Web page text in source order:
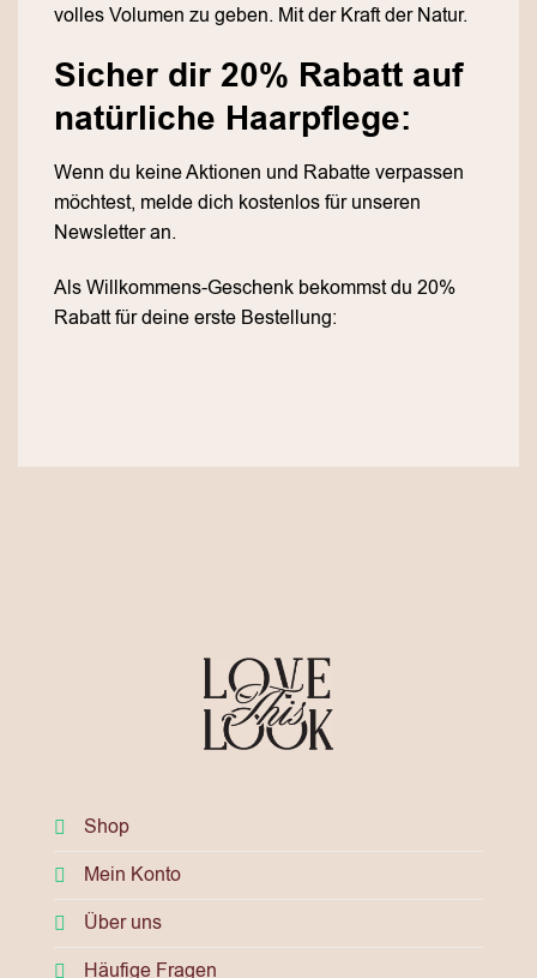
volles Volumen zu geben. Mit der Kraft der Natur.
Sicher dir 20% Rabatt auf
natürliche Haarpflege:
Wenn du keine Aktionen und Rabatte verpassen
möchtest, melde dich kostenlos für unseren
Newsletter an.
Als Willkommens-Geschenk bekommst du 20%
Rabatt für deine erste Bestellung:
Shop
Mein Konto
Über uns
Häufige Fragen